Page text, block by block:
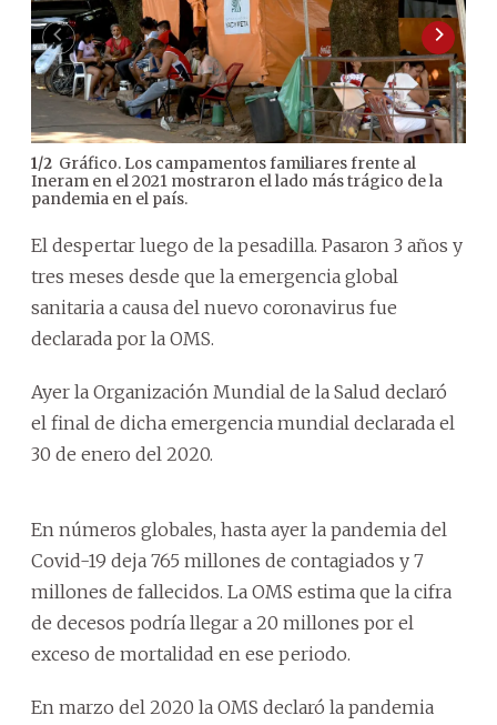
1/2 Gráfico. Los campamentos familiares frente al
Ineram en el 2021 mostraron el lado más trágico de la
pandemia en el país.
El despertar luego de la pesadilla. Pasaron 3 años y
tres meses desde que la emergencia global
sanitaria a causa del nuevo coronavirus fue
declarada por la OMS.
Ayer la Organización Mundial de la Salud declaró
el final de dicha emergencia mundial declarada el
30 de enero del 2020.
En números globales, hasta ayer la pandemia del
Covid-19 deja 765 millones de contagiados y 7
millones de fallecidos. La OMS estima que la cifra
de decesos podría llegar a 20 millones por el
exceso de mortalidad en ese periodo.
En marzo del 2020 la OMS declaró la pandemia